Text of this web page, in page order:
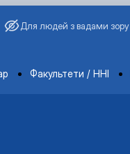
Для людей з вадами зору
Факультети / ННІ